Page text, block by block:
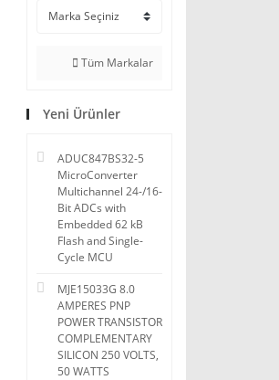
Tüm Markalar
Yeni Ürünler
ADUC847BS32-5
MicroConverter
Multichannel 24-/16-
Bit ADCs with
Embedded 62 kB
Flash and Single-
Cycle MCU
MJE15033G 8.0
AMPERES PNP
POWER TRANSISTOR
COMPLEMENTARY
SILICON 250 VOLTS,
50 WATTS